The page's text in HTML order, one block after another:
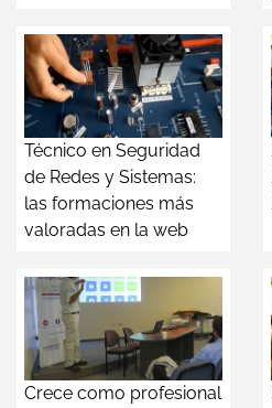
Técnico en Seguridad
de Redes y Sistemas:
las formaciones más
valoradas en la web
Crece como profesional